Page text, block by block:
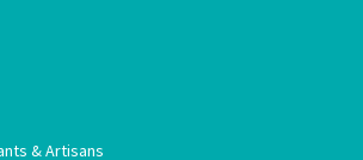
& Artisans